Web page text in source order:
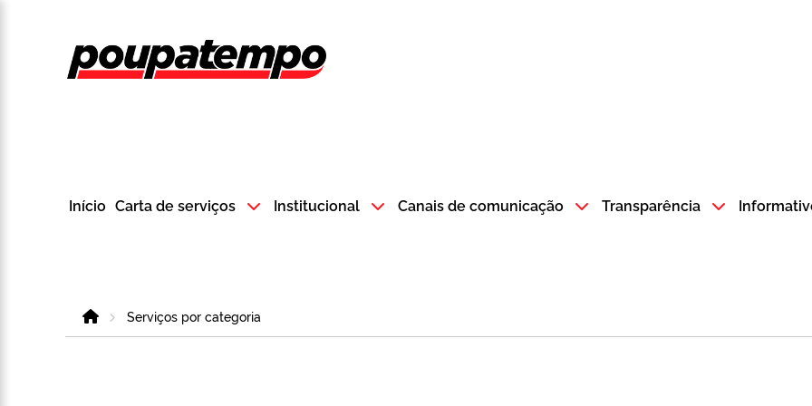
Logo do Poupatempo SP GOV BR direciona para a página inicial
Início Carta de serviços Institucional Canais de comunicação Transparência
HomeServiços por categoria